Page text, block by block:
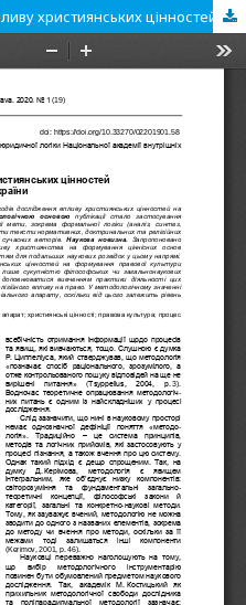
Методологія дослідження впливу християнських цінностей на формування правової культури України